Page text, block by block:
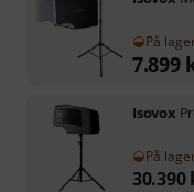
På
7.899
Isovox
På
30.390